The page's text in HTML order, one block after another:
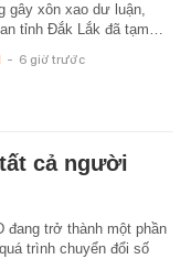
gây xôn xao dư luận,
tỉnh Đắk Lắk đã tạm…
- 6 giờ trước
cả người
đang trở thành một phần
trình chuyển đổi số